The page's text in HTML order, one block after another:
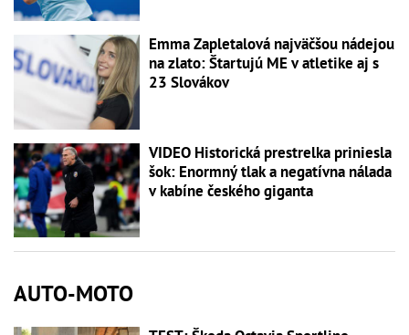
Emma Zapletalová najväčšou nádejou
na zlato: Štartujú ME v atletike aj s
23 Slovákov
VIDEO Historická prestrelka priniesla
šok: Enormný tlak a negatívna nálada
v kabíne českého giganta
AUTO-MOTO